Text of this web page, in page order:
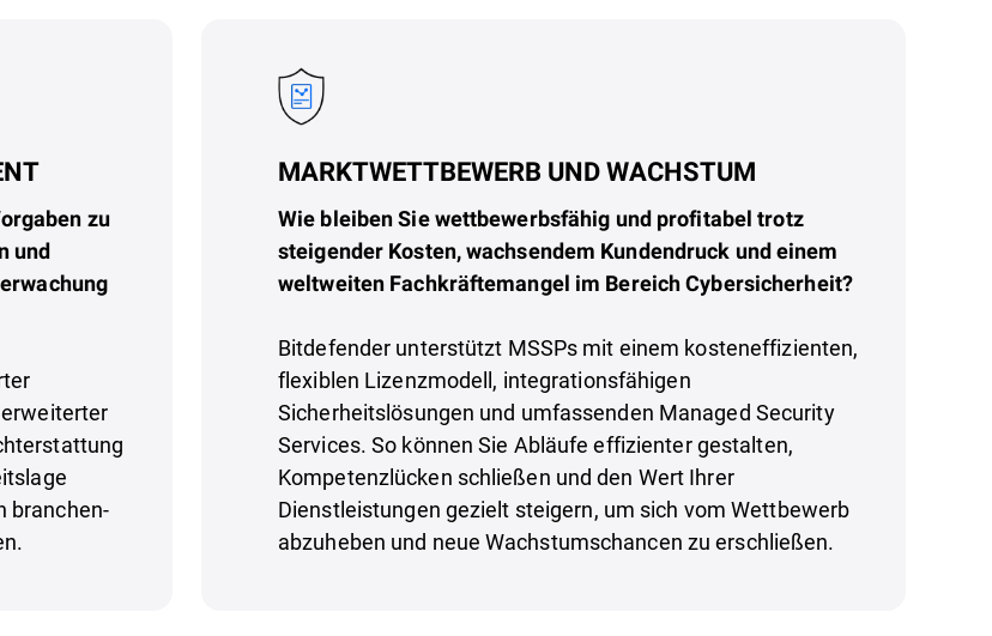
zu
und
branchen-
MARKTWETTBEWERB UND WACHSTUM
Wie bleiben Sie wettbewerbsfähig und profitabel trotz
steigender Kosten, wachsendem Kundendruck und einem
weltweiten Fachkräftemangel im Bereich Cybersicherheit?
Bitdefender unterstützt MSSPs mit einem kosteneffizienten,
flexiblen Lizenzmodell, integrationsfähigen
Sicherheitslösungen und umfassenden Managed Security
Services. So können Sie Abläufe effizienter gestalten,
Kompetenzlücken schließen und den Wert Ihrer
Dienstleistungen gezielt steigern, um sich vom Wettbewerb
abzuheben und neue Wachstumschancen zu erschließen.